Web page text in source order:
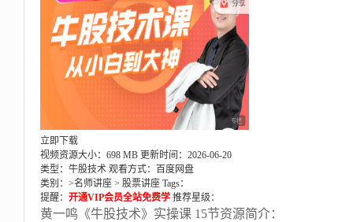
立即下载
视频资源大小：698 MB 更新时间：2026-06-20
类型：牛股技术 观看方式：百度网盘
类别：>名师讲座 > 股票讲座 Tags：
提醒： 开通VIP会员全站免费学 推荐星级：
黄一鸣《牛股技术》实操课 15节资源简介：